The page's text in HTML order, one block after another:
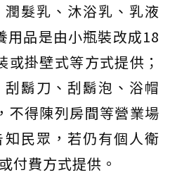
髮乳、沐浴乳、乳液
用品是由小瓶裝改成18
掛壁式等方式提供；
鬍刀、刮鬍泡、浴帽
不得陳列房間等營業場
民眾，若仍有個人衛
付費方式提供。